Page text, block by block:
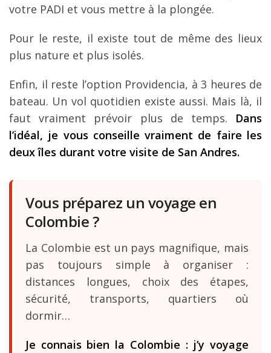
votre PADI et vous mettre à la plongée.
Pour le reste, il existe tout de même des lieux
plus nature et plus isolés.
Enfin, il reste l’option Providencia, à 3 heures de
bateau. Un vol quotidien existe aussi. Mais là, il
faut vraiment prévoir plus de temps. Dans
l’idéal, je vous conseille vraiment de faire les
deux îles durant votre visite de San Andres.
Vous préparez un voyage en
Colombie ?
La Colombie est un pays magnifique, mais
pas toujours simple à organiser :
distances longues, choix des étapes,
sécurité, transports, quartiers où
dormir…
Je connais bien la Colombie : j’y voyage